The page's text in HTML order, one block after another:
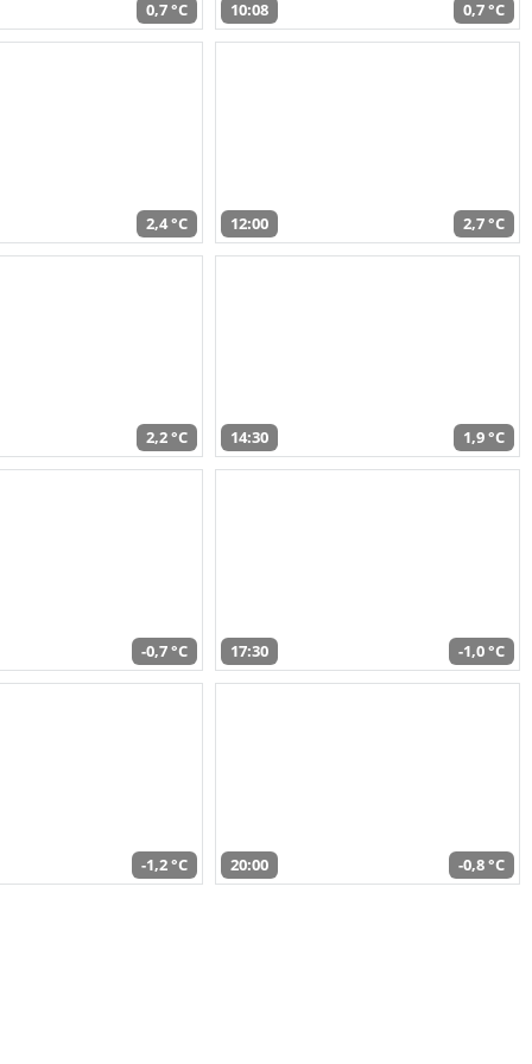
0,7 °C 10:08 0,7 °C
2,4 °C 12:00 2,7 °C
2,2 °C 14:30 1,9 °C
-0,7 °C 17:30 -1,0 °C
-1,2 °C 20:00 -0,8 °C